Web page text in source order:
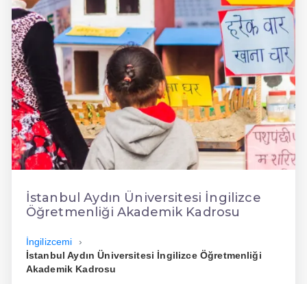
İngilizce Uygulamaları
5 Günde İngilizce
İngilizce
Dil Eğitimi
En Hızlı İngilizce
En Kolay İngilizce
En Ucuz İngilizce
En Uygun İngilizce
Hızlı İngilizce
İstanbul Aydın Üniversitesi İngilizce
Öğretmenliği Akademik Kadrosu
İngilizcemi
İstanbul Aydın Üniversitesi İngilizce Öğretmenliği
Akademik Kadrosu